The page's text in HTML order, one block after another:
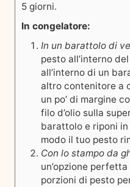
5 giorni.
In congelatore:
In un barattolo di
pesto all’interno
all’interno di un
altro contenitore a
un po’ di margine
filo d’olio sulla
barattolo e riponi
modo il tuo pesto
Con lo stampo da
un’opzione
porzioni di pesto